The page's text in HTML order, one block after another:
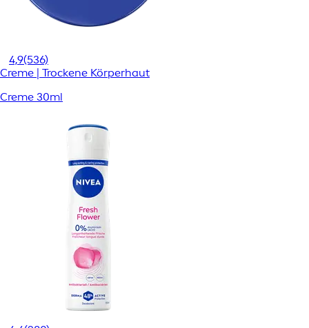
4,9(536)
Creme | Trockene Körperhaut
Creme 30ml